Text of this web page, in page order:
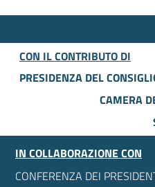
CON IL CONTRIBUTO DI
PRESIDENZA DEL
CAMERA
IN COLLABORAZIONE CON
CONFERENZA DEI